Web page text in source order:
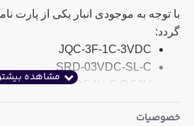
با توجه به موجودی انبار یکی از پارت
گردد:
JQC-3F-1C-3VDC
SRD-03VDC-SL-C
HRS4H-S-DC3V
خصوصیات